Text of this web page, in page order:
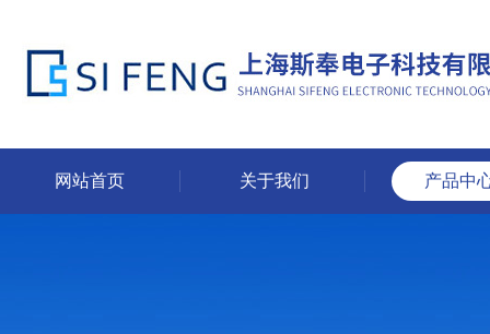
网站首页 关于我们 产品中